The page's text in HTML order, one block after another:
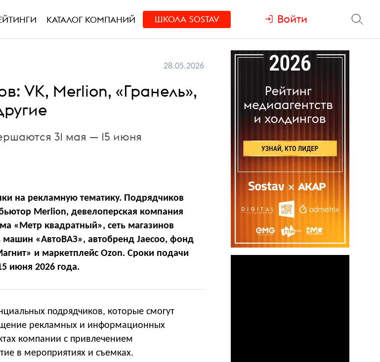
КАТАЛОГ КОМПАНИЙ ШКОЛА SOSTAV Войти
28.05.2026
VK, Merlion, «Гранель»,
31 мая — 15 июня
на рекламную тематику. Подрядчиков
Merlion, девелоперская компания
«Метр квадратный», сеть магазинов
«АвтоВАЗ», автобренд Jaecoo, фонд
и маркетплейс Ozon. Сроки подачи
июня 2026 года.
подрядчиков, которые смогут
рекламных и информационных
компании с привлечением
в мероприятиях и съемках.